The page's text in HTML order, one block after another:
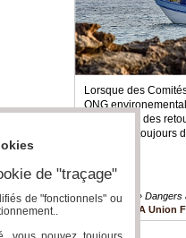
Lorsque des
ONG
s'attendre à des
le diable a toujours
Biodiversité » Dangers
UFPA Union
de "traçage"
de "fonctionnels" ou